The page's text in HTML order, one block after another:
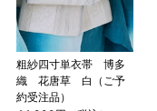
1 寸法は鯨尺（くじら
で作られた道具で測
単位：１尺＝約
2 鯨尺寸法となります
粗紗四寸単衣帯 博多
織 花唐草 白（ご予
約受注品）